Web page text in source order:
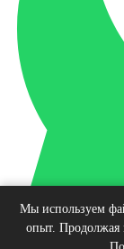
Наверх
Мы используем
опыт. Продолжая